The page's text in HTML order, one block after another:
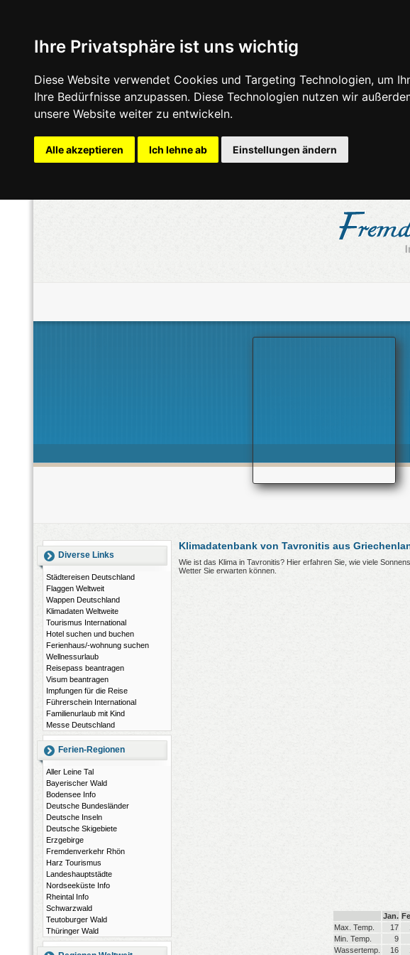
Ihre Privatsphäre ist uns wichtig
Diese Website verwendet Cookies und Targeting Technologien, um
Ihre Bedürfnisse anzupassen. Diese Technologien nutzen wir
unsere Website weiter zu entwickeln.
Alle akzeptieren Ich lehne ab Einstellungen ändern
Diverse Links
Städtereisen Deutschland
Flaggen Weltweit
Wappen Deutschland
Klimadaten Weltweite
Tourismus International
Hotel suchen und buchen
Ferienhaus/-wohnung suchen
Wellnessurlaub
Reisepass beantragen
Visum beantragen
Impfungen für die Reise
Führerschein International
Familienurlaub mit Kind
Messe Deutschland
Ferien-Regionen
Aller Leine Tal
Bayerischer Wald
Bodensee Info
Deutsche Bundesländer
Deutsche Inseln
Deutsche Skigebiete
Erzgebirge
Fremdenverkehr Rhön
Harz Tourismus
Landeshauptstädte
Nordseeküste Info
Rheintal Info
Schwarzwald
Teutoburger Wald
Thüringer Wald
Klimadatenbank von Tavronitis aus
Wie ist das Klima in Tavronitis? Hier erfahren Sie, wie viele
Wetter Sie erwarten können.
Jan.
Max. Temp.
17
Min. Temp.
9
Wassertemp.
16